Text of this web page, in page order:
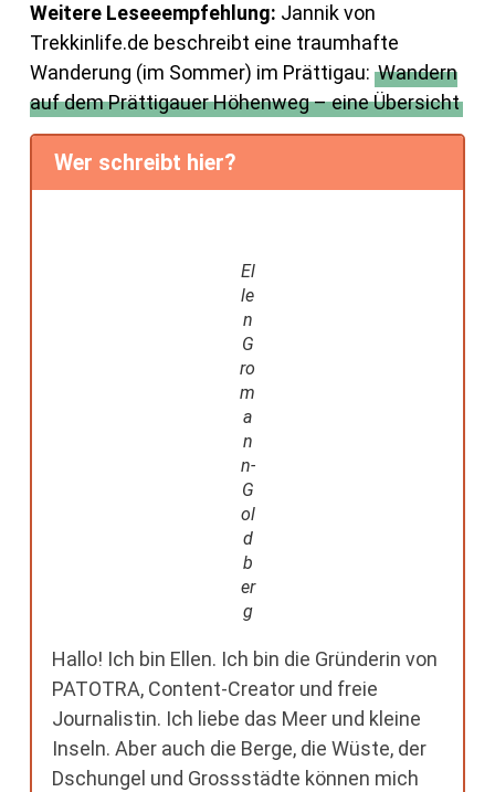
Weitere Leseeempfehlung: Jannik von
Trekkinlife.de beschreibt eine traumhafte
Wanderung (im Sommer) im Prättigau: Wandern
auf dem Prättigauer Höhenweg – eine Übersicht
Wer schreibt hier?
El
le
n
G
ro
m
a
n
n-
G
ol
d
b
er
g
Hallo! Ich bin Ellen. Ich bin die Gründerin von
PATOTRA, Content-Creator und freie
Journalistin. Ich liebe das Meer und kleine
Inseln. Aber auch die Berge, die Wüste, der
Dschungel und Grossstädte können mich